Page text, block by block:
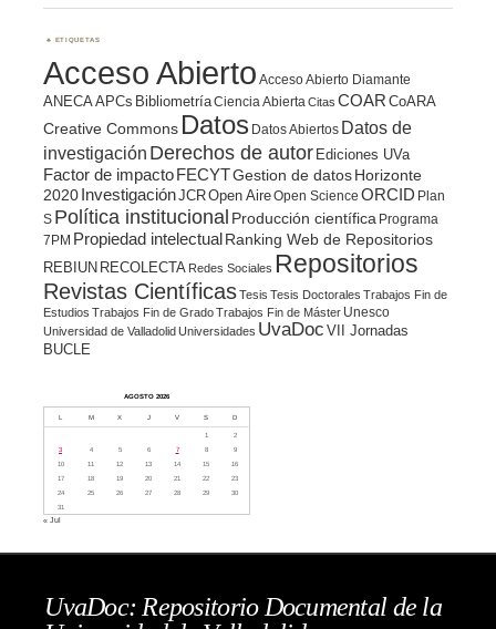
ETIQUETAS
Acceso Abierto Acceso Abierto Diamante
ANECAAPCs BibliometríaCiencia Abierta Citas COAR CoARA
Creative Commons Datos Datos Abiertos Datos de
investigación Derechos de autor Ediciones UVa
Factor de impacto FECYTGestion de datosHorizonte
2020 InvestigaciónJCROpen AireOpen Science ORCID Plan
S Política institucional Producción científica Programa
7PM Propiedad intelectualRanking Web de Repositorios
REBIUN RECOLECTA Redes Sociales Repositorios
Revistas CientíficasTesis Tesis Doctorales Trabajos Fin de
Estudios Trabajos Fin de GradoTrabajos Fin de Máster Unesco
Universidad de ValladolidUniversidades UvaDoc VII Jornadas
BUCLE
AGOSTO 2026
L M X J V S D
1
2
3
4 5 6 7 8
9
10
11 12 13 14 15
16
17
18 19 20 21 22
23
24
25 26 27 28 29
30
31
« Jul
UvaDoc: Repositorio Documental de la